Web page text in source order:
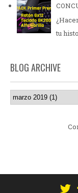
tu
BLOG ARCHIVE